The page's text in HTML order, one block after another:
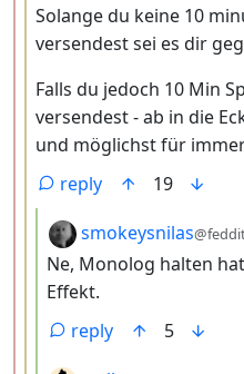
Solange du keine 10
versendest sei es dir
Falls du jedoch 10 Min
versendest - ab in die
und möglichst für
reply
19
by
smokeysnilas
Ne, Monolog halten
Effekt.
reply
5